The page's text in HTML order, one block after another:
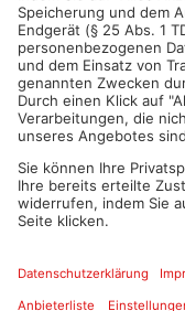
Mehr aus Kreis